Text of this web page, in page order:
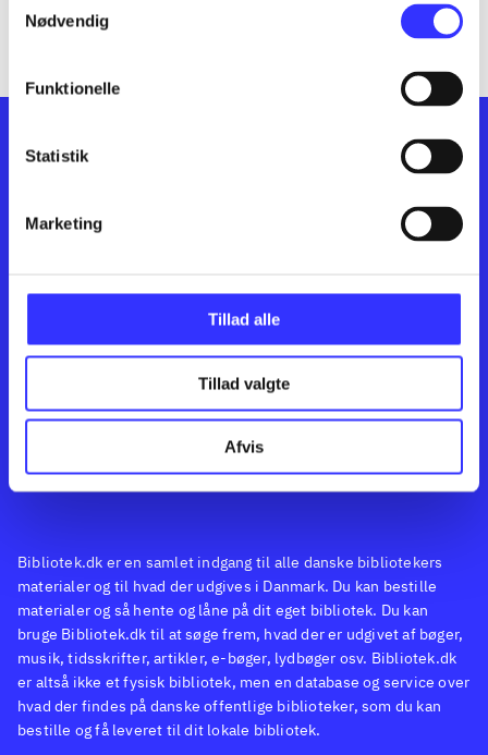
Nødvendig
Funktionelle
Statistik
Marketing
Tillad alle
Tillad valgte
Afvis
lorem ipsum dolor sit amet ...
Feedback
Bibliotek.dk er en samlet indgang til alle danske bibliotekers
materialer og til hvad der udgives i Danmark. Du kan bestille
materialer og så hente og låne på dit eget bibliotek. Du kan
bruge Bibliotek.dk til at søge frem, hvad der er udgivet af bøger,
musik, tidsskrifter, artikler, e-bøger, lydbøger osv. Bibliotek.dk
er altså ikke et fysisk bibliotek, men en database og service over
hvad der findes på danske offentlige biblioteker, som du kan
bestille og få leveret til dit lokale bibliotek.
Kontakt os
Leverandører
English
Artikler
Film
Musik
Noder